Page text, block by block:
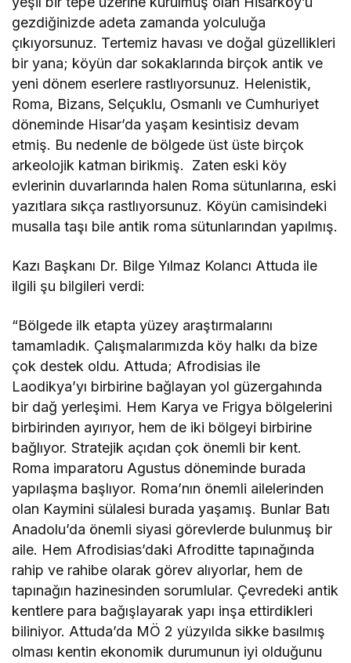
gezdiğinizde adeta zamanda yolculuğa
çıkıyorsunuz. Tertemiz havası ve doğal güzellikleri
bir yana; köyün dar sokaklarında birçok antik ve
yeni dönem eserlere rastlıyorsunuz. Helenistik,
Roma, Bizans, Selçuklu, Osmanlı ve Cumhuriyet
döneminde Hisar’da yaşam kesintisiz devam
etmiş. Bu nedenle de bölgede üst üste birçok
arkeolojik katman birikmiş. Zaten eski köy
evlerinin duvarlarında halen Roma sütunlarına, eski
yazıtlara sıkça rastlıyorsunuz. Köyün camisindeki
musalla taşı bile antik roma sütunlarından yapılmış.
Kazı Başkanı Dr. Bilge Yılmaz Kolancı Attuda ile
ilgili şu bilgileri verdi:
“Bölgede ilk etapta yüzey araştırmalarını
tamamladık. Çalışmalarımızda köy halkı da bize
çok destek oldu. Attuda; Afrodisias ile
Laodikya’yı birbirine bağlayan yol güzergahında
bir dağ yerleşimi. Hem Karya ve Frigya bölgelerini
birbirinden ayırıyor, hem de iki bölgeyi birbirine
bağlıyor. Stratejik açıdan çok önemli bir kent.
Roma imparatoru Agustus döneminde burada
yapılaşma başlıyor. Roma’nın önemli ailelerinden
olan Kaymini sülalesi burada yaşamış. Bunlar Batı
Anadolu’da önemli siyasi görevlerde bulunmuş bir
aile. Hem Afrodisias’daki Afroditte tapınağında
rahip ve rahibe olarak görev alıyorlar, hem de
tapınağın hazinesinden sorumlular. Çevredeki antik
kentlere para bağışlayarak yapı inşa ettirdikleri
biliniyor. Attuda’da MÖ 2 yüzyılda sikke basılmış
olması kentin ekonomik durumunun iyi olduğunu